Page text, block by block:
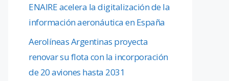
ENAIRE acelera la digitalización de la
información aeronáutica en España
Aerolíneas Argentinas proyecta
renovar su flota con la incorporación
de 20 aviones hasta 2031